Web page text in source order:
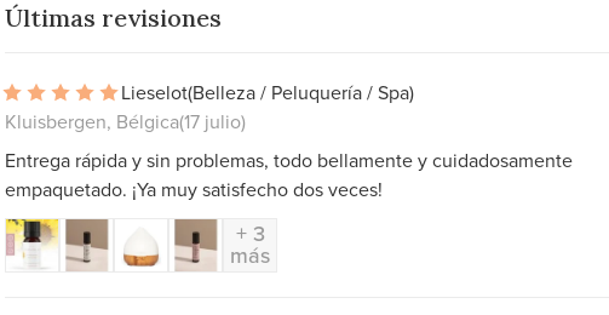
Últimas revisiones
Lieselot(Belleza / Peluquería / Spa)
Kluisbergen, Bélgica(17 julio)
Entrega rápida y sin problemas, todo bellamente y cuidadosamente
empaquetado. ¡Ya muy satisfecho dos veces!
+ 3
más